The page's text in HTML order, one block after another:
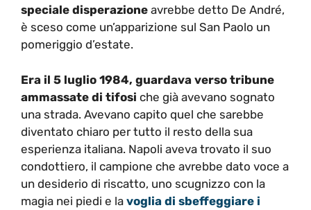
speciale disperazione avrebbe detto De André,
è sceso come un’apparizione sul San Paolo un
pomeriggio d’estate.
Era il 5 luglio 1984, guardava verso tribune
ammassate di tifosi che già avevano sognato
una strada. Avevano capito quel che sarebbe
diventato chiaro per tutto il resto della sua
esperienza italiana. Napoli aveva trovato il suo
condottiero, il campione che avrebbe dato voce a
un desiderio di riscatto, uno scugnizzo con la
magia nei piedi e la voglia di sbeffeggiare i